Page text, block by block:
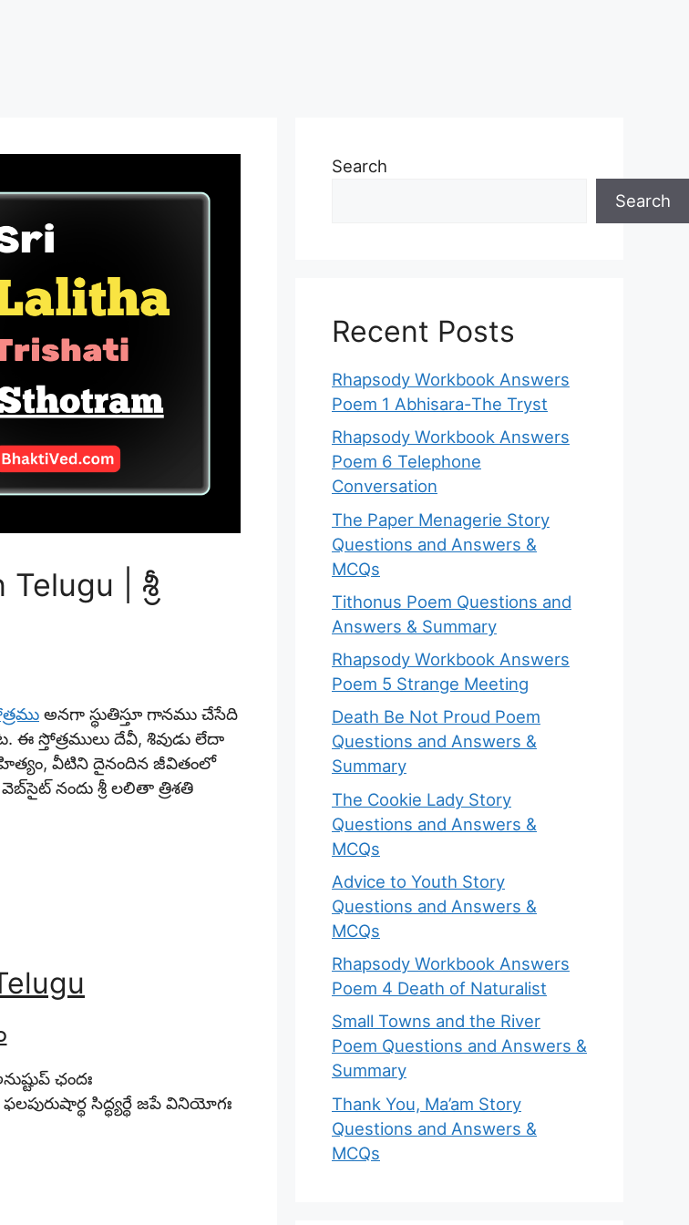
| శ్రీ
అనగా స్థుతిస్తూ గానము చేసేది
ఈ స్తోత్రములు దేవీ, శివుడు లేదా
సాహిత్యం, వీటిని దైనందిన జీవితంలో
నందు శ్రీ లలితా త్రిశతి
ఛందః
సిద్ధ్యర్థే జపే వినియోగః
Search
Search
Recent Posts
Rhapsody Workbook Answers
Poem 1 Abhisara-The Tryst
Rhapsody Workbook Answers
Poem 6 Telephone
Conversation
The Paper Menagerie Story
Questions and Answers &
MCQs
Tithonus Poem Questions and
Answers & Summary
Rhapsody Workbook Answers
Poem 5 Strange Meeting
Death Be Not Proud Poem
Questions and Answers &
Summary
The Cookie Lady Story
Questions and Answers &
MCQs
Advice to Youth Story
Questions and Answers &
MCQs
Rhapsody Workbook Answers
Poem 4 Death of Naturalist
Small Towns and the River
Poem Questions and Answers &
Summary
Thank You, Ma’am Story
Questions and Answers &
MCQs